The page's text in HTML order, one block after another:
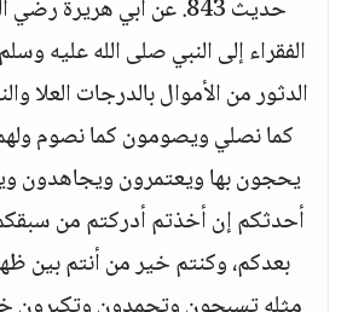
حديث 843. عن أبي هريرة
الفقراء إلى النبي صلى الله عليه
الدثور من الأموال بالدرجات العلا
كما نصلي ويصومون كما نصوم
يحجون بها ويعتمرون ويجاهدون
أحدثكم إن أخذتم أدركتم من
بعدكم، وكنتم خير من أنتم بين